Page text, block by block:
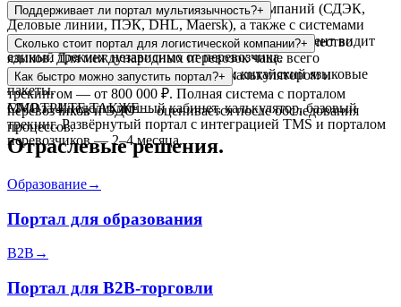
Да, интегрируемся с API транспортных компаний (СДЭК,
Деловые линии, ПЭК, DHL, Maersk), а также с системами
ГЛОНАСС/GPS для собственного автопарка. Клиент видит
единый трекинг независимо от перевозчика.
Поддерживает ли портал мультиязычность?+
Да, интерфейс портала поддерживает любое количество
языков. Для международных перевозок чаще всего
используются русский, английский и китайский языковые
пакеты.
Сколько стоит портал для логистической компании?+
MVP с личным кабинетом клиента, калькулятором и
трекингом — от 800 000 ₽. Полная система с порталом
перевозчиков и ЭДО — оценивается после обследования
процессов.
Как быстро можно запустить портал?+
MVP за 4 недели: личный кабинет, калькулятор, базовый
трекинг. Развёрнутый портал с интеграцией TMS и порталом
перевозчиков — 2–4 месяца.
СМОТРИТЕ ТАКЖЕ
Отраслевые решения.
Образование→
Портал для образования
B2B →
Портал для B2B-торговли